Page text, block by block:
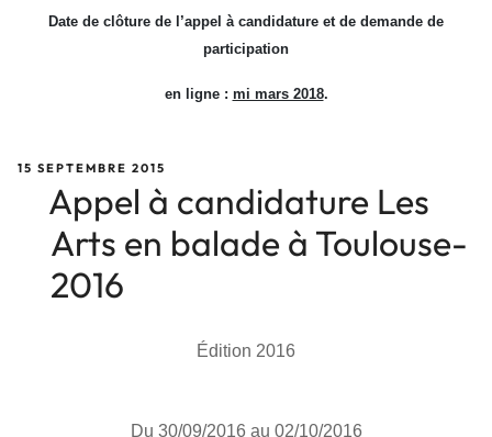
Date de clôture de l’appel à candidature et de demande de
participation
en ligne : mi mars 2018.
PUBLIÉ
15 SEPTEMBRE 2015
Appel à candidature Les
Arts en balade à Toulouse-
2016
Édition 2016
Du 30/09/2016 au 02/10/2016